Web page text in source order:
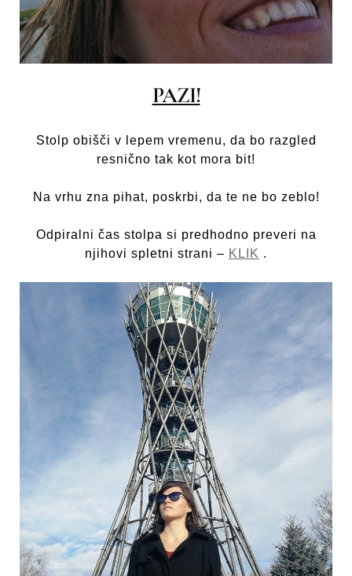
PAZI!
Stolp obišči v lepem vremenu, da bo razgled
resnično tak kot mora bit!
Na vrhu zna pihat, poskrbi, da te ne bo zeblo!
Odpiralni čas stolpa si predhodno preveri na
njihovi spletni strani – KLIK .